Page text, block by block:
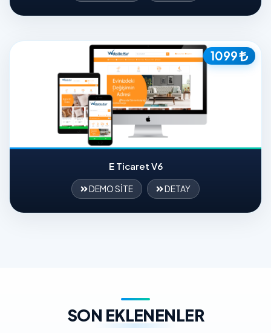
1099
E Ticaret V6
DEMO SİTE DETAY
SON EKLENENLER